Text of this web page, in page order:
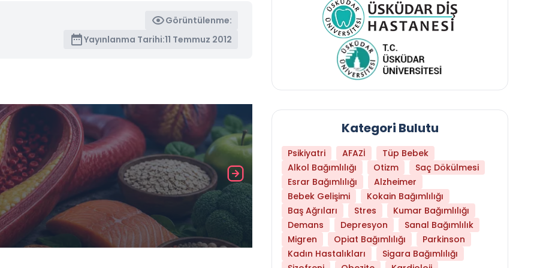
Görüntülenme:
Yayınlanma Tarihi:11 Temmuz 2012
Daha Az Protein Tüketmek Yaşlanmayı
Kategori Bulutu
Psikiyatri AFAZİ
Tüp Bebek
Alkol Bağımlılığı
Otizm
Saç Dökülmesi
Esrar Bağımlılığı
Alzheimer
Bebek Gelişimi
Kokain Bağımlılığı
Baş Ağrıları
Stres
Kumar Bağımlılığı
Demans
Depresyon
Sanal Bağımlılık
Migren
Opiat Bağımlılığı
Parkinson
Kadın Hastalıkları
Sigara Bağımlılığı